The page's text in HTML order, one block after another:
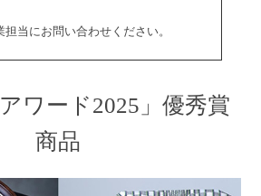
当にお問い合わせください。
アワード2025」優秀賞
商品